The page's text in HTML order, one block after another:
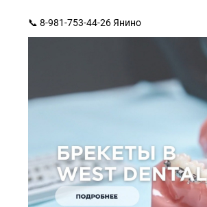
📞 8-981-753-44-26 Янино